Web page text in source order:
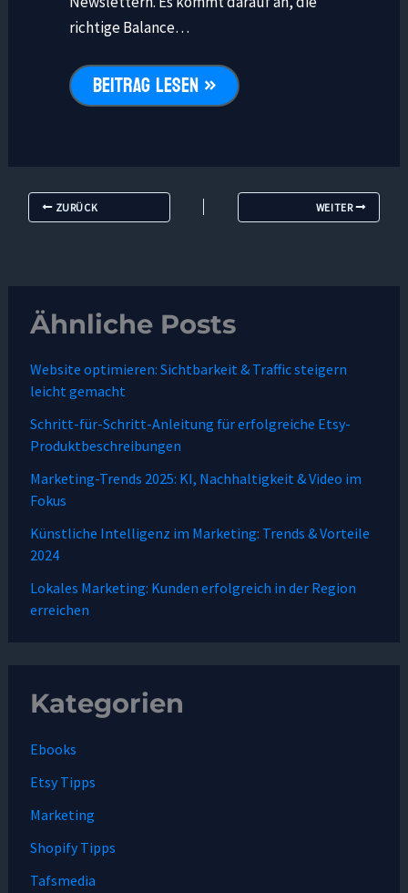
richtige Balance…
BEITRAG LESEN »
ZURÜCK WEITER
Ähnliche Posts
Website optimieren: Sichtbarkeit & Traffic steigern
leicht gemacht
Schritt-für-Schritt-Anleitung für erfolgreiche Etsy-
Produktbeschreibungen
Marketing-Trends 2025: KI, Nachhaltigkeit & Video im
Fokus
Künstliche Intelligenz im Marketing: Trends & Vorteile
2024
Lokales Marketing: Kunden erfolgreich in der Region
erreichen
Kategorien
Ebooks
Etsy Tipps
Marketing
Shopify Tipps
Tafsmedia